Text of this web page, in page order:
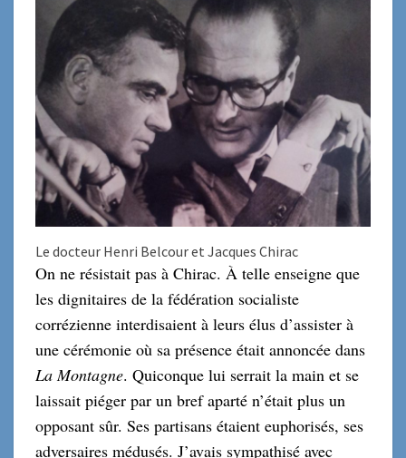
Le docteur Henri Belcour et Jacques Chirac
On ne résistait pas à Chirac. À telle enseigne que
les dignitaires de la fédération socialiste
corrézienne interdisaient à leurs élus d’assister à
une cérémonie où sa présence était annoncée dans
La Montagne. Quiconque lui serrait la main et se
laissait piéger par un bref aparté n’était plus un
opposant sûr. Ses partisans étaient euphorisés, ses
adversaires médusés. J’avais sympathisé avec